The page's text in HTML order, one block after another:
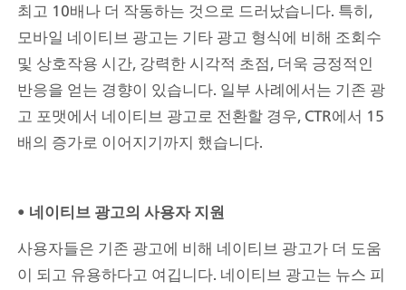
최고 10배나 더 작동하는 것으로 드러났습니다. 특히,
모바일 네이티브 광고는 기타 광고 형식에 비해 조회수
및 상호작용 시간, 강력한 시각적 초점, 더욱 긍정적인
반응을 얻는 경향이 있습니다. 일부 사례에서는 기존 광
고 포맷에서 네이티브 광고로 전환할 경우, CTR에서 15
배의 증가로 이어지기까지 했습니다.
• 네이티브 광고의 사용자 지원
사용자들은 기존 광고에 비해 네이티브 광고가 더 도움
이 되고 유용하다고 여깁니다. 네이티브 광고는 뉴스 피